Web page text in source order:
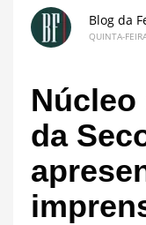
Blog da
QUINTA-
da